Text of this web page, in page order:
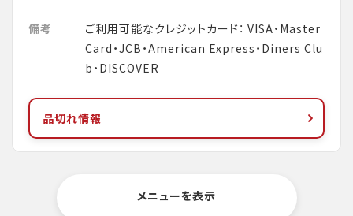
備考
ご利用可能なクレジットカード： VISA・Master
Card・JCB・American Express・Diners Clu
b・DISCOVER
品切れ情報
メニューを表示